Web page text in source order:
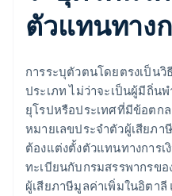
ตัวแทนทาง
การระบุตัวตนโดยตรงเป็น
ประเภท ไม่ว่าจะเป็นผู้มีถิ่น
ยุโรปหรือประเทศที่มีข้อตก
หมายเลขประจำตัวผู้เสียภ
ต้องแต่งตั้งตัวแทนทางการ
ทะเบียนกับกรมสรรพากรข
ผู้เสียภาษีมูลค่าเพิ่มในอิตา